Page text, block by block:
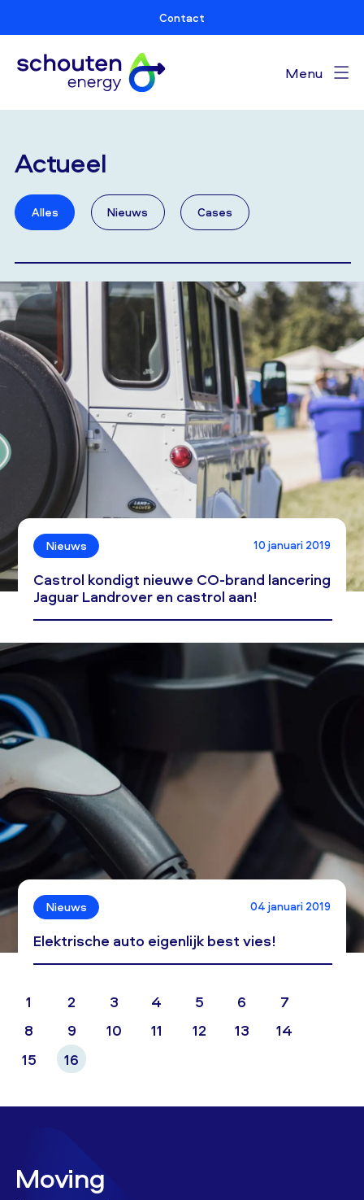
Contact
Menu
Actueel
Alles Nieuws Cases
Nieuws 10 januari 2019
Castrol kondigt nieuwe CO-brand lancering
Jaguar Landrover en castrol aan!
Nieuws 04 januari 2019
Elektrische auto eigenlijk best vies!
1 2 3 4 5 6
7
8
9 10 11 12 13
14
15
16
Moving